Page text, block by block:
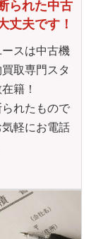
られた中古
丈夫です！
スは中古機
取専門スタ
籍！
れたもので
気軽にお電話